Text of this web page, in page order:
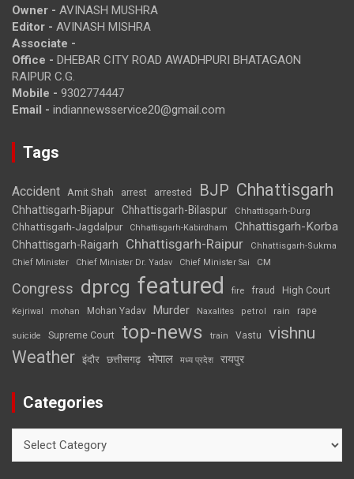
Owner - AVINASH MUSHRA
Editor - AVINASH MISHRA
Associate -
Office - DHEBAR CITY ROAD AWADHPURI BHATAGAON
RAIPUR C.G.
Mobile - 9302774447
Email - indiannewsservice20@gmail.com
Tags
Accident Amit Shah arrest arrested BJP Chhattisgarh
Chhattisgarh-Bijapur Chhattisgarh-Bilaspur Chhattisgarh-Durg
Chhattisgarh-Jagdalpur Chhattisgarh-Kabirdham Chhattisgarh-Korba
Chhattisgarh-Raigarh Chhattisgarh-Raipur
Chhattisgarh-Sukma
Chief Minister
Chief Minister Dr. Yadav Chief Minister Sai CM
Congress dprcg featured fire fraud High Court
Kejriwal mohan Mohan Yadav Murder Naxalites petrol rain rape
suicide Supreme Court top-news train Vastu vishnu
Weather इंदौर छत्तीसगढ़ भोपाल मध्य प्रदेश रायपुर
Categories